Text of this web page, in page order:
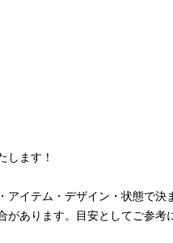
します！
アイテム・デザイン・状態で決
あります。目安としてご参考